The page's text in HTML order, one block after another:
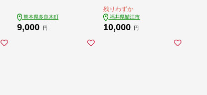
県 多良木町 】 002-0
535
熊本県多良木町
9,000 円
残りわずか
福井県鯖江市
10,000 円